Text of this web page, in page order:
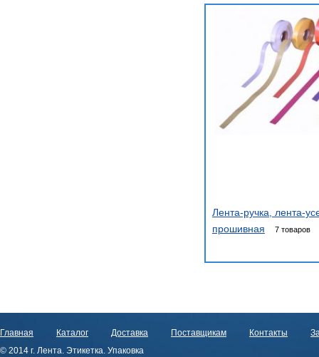
Лента-ручка, лента-
прошивная
7 товаров
Главная Каталог Доставка Поставщикам Контакты
© 2014 г. Лента. Этикетка. Упаковка